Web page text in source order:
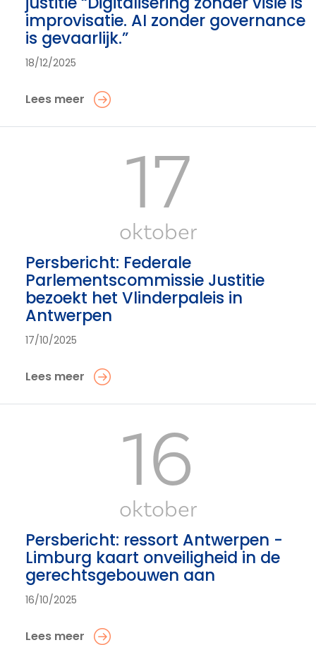
improvisatie. AI zonder governance
is gevaarlijk.”
18/12/2025
Lees meer
17
oktober
Persbericht: Federale
Parlementscommissie Justitie
bezoekt het Vlinderpaleis in
Antwerpen
17/10/2025
Lees meer
16
oktober
Persbericht: ressort Antwerpen -
Limburg kaart onveiligheid in de
gerechtsgebouwen aan
16/10/2025
Lees meer